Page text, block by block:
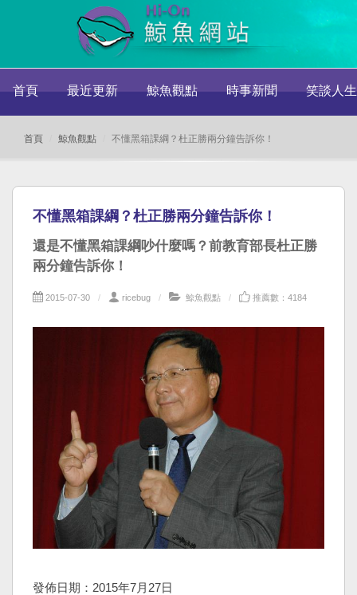
首頁 最近更新 鯨魚觀點 時事新聞 笑談人生
首頁 鯨魚觀點 不懂黑箱課綱？杜正勝兩分鐘告訴你！
不懂黑箱課綱？杜正勝兩分鐘告訴你！
還是不懂黑箱課綱吵什麼嗎？前教育部長杜正勝
兩分鐘告訴你！
2015-07-30 ricebug 鯨魚觀點 推薦數：4184
發佈日期：2015年7月27日